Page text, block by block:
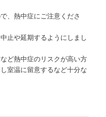
、熱中症にご注意くださ
止や延期するようにしまし
ど熱中症のリスクが高い方
室温に留意するなど十分な